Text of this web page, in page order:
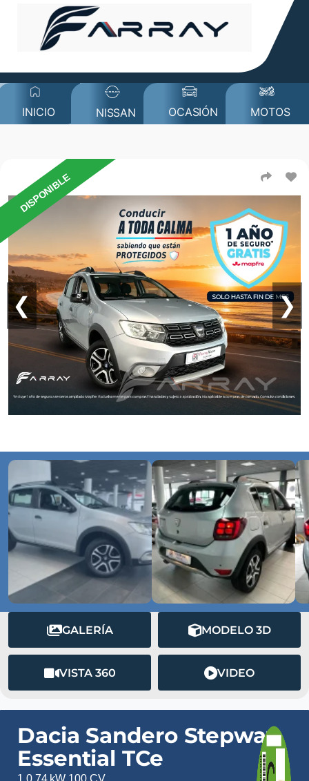
INICIO NISSAN OCASIÓN MOTOS
❮ ❯
DISPONIBLE
GALERÍA MODELO 3D
VISTA 360 VIDEO
Dacia Sandero Stepway
Essential TCe
1.0 74 kW 100 CV